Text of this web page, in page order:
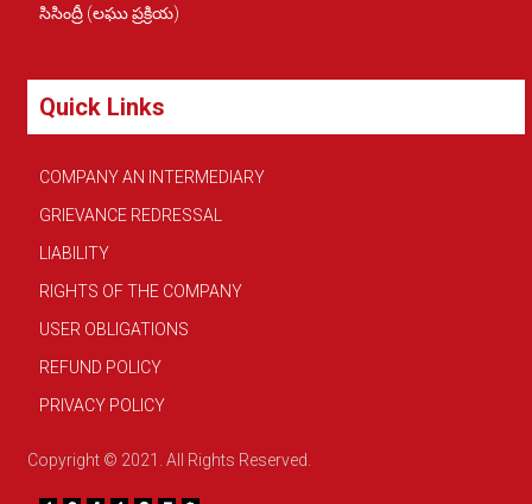
సిసింద్రీ (లఘు ప్రక్రియ)
Quick Links
COMPANY AN INTERMEDIARY
GRIEVANCE REDRESSAL
LIABILITY
RIGHTS OF THE COMPANY
USER OBLIGATIONS
REFUND POLICY
PRIVACY POLICY
Copyright © 2021. All Rights Reserved.